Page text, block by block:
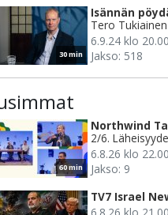
30 min
Isännän
Tero Tukiainen
6.9.24 klo 20.00
Jakso: 518
60 min
Northwind
2/6.
6.8.26 klo 22.00
Jakso: 9
TV7 Israel